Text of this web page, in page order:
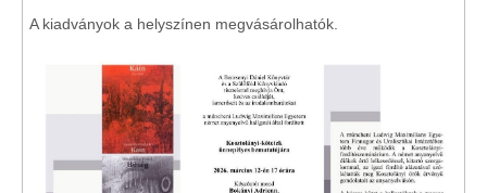
A kiadványok a helyszínen megvásárolhatók.